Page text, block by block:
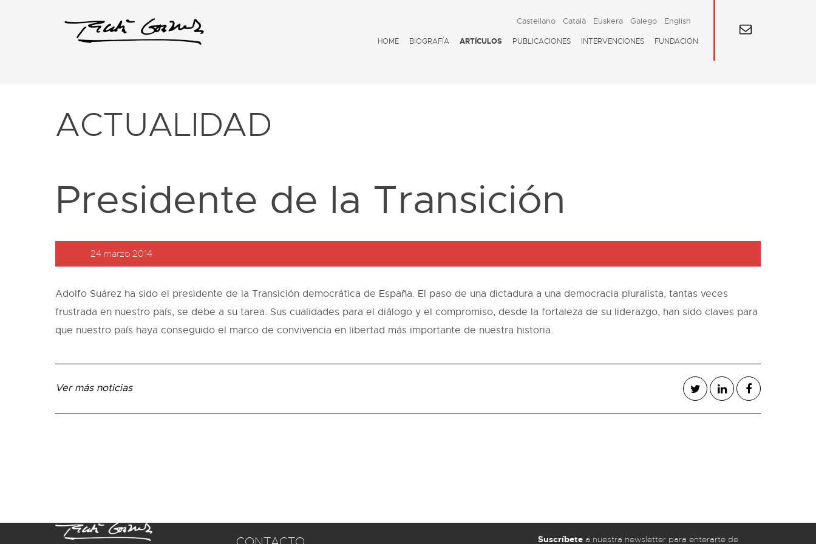
HOME BIOGRAFÍA ARTÍCULOS PUBLICACIONES INTERVENCIONES FUNDACIÓN
Castellano Català Euskera Galego English
ACTUALIDAD
Presidente de la Transición
24 marzo 2014
Adolfo Suárez ha sido el presidente de la Transición democrática de España. El paso de una dictadura a una democracia pluralista, tantas veces
frustrada en nuestro país, se debe a su tarea. Sus cualidades para el diálogo y el compromiso, desde la fortaleza de su liderazgo, han sido claves para
que nuestro país haya conseguido el marco de convivencia en libertad más importante de nuestra historia.
Ver más noticias
Suscríbetea nuestra newsletter para enterarte de